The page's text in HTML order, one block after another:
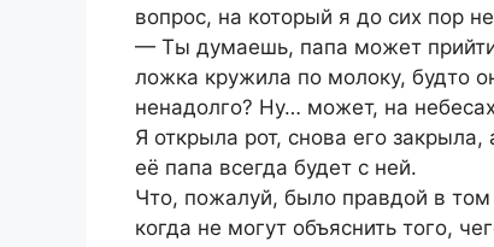
вопрос, на который я до сих пор
— Ты думаешь, папа может
ложка кружила по молоку, будто
ненадолго? Ну… может, на
Я открыла рот, снова его
её папа всегда будет с ней.
Что, пожалуй, было правдой в
когда не могут объяснить того,